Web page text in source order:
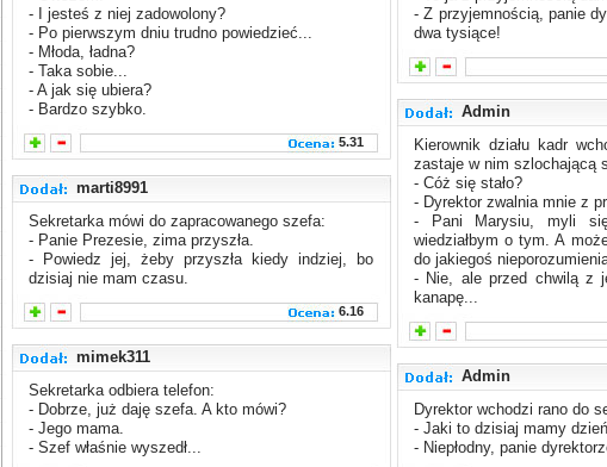
- I jesteś z niej zadowolony?
- Po pierwszym dniu trudno powiedzieć...
- Młoda, ładna?
- Taka sobie...
- A jak się ubiera?
- Bardzo szybko.
5.31
marti8991
Sekretarka mówi do zapracowanego szefa:
- Panie Prezesie, zima przyszła.
- Powiedz jej, żeby przyszła kiedy indziej, bo
dzisiaj nie mam czasu.
6.16
mimek311
Sekretarka odbiera telefon:
- Dobrze, już daję szefa. A kto mówi?
- Jego mama.
- Szef właśnie wyszedł...
- Z przyjemnością, panie
dwa tysiące!
Admin
Kierownik działu kadr
zastaje w nim szlochającą
- Cóż się stało?
- Dyrektor zwalnia mnie z
- Pani Marysiu, myli
wiedziałbym o tym. A
do jakiegoś
- Nie, ale przed chwilą z
kanapę...
Admin
Dyrektor wchodzi rano do
- Jaki to dzisiaj mamy
- Niepłodny, panie